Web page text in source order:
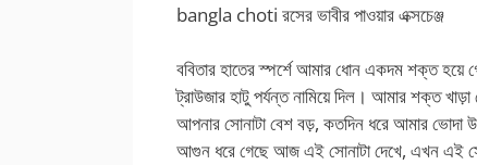
bangla choti রসের ভাবীর পাওয়ার এক্সচেঞ্জ
ববিতার হাতের স্পর্শে আমার ধোন একদম শক্ত হয়ে
ট্রাউজার হাটু পর্যন্ত নামিয়ে দিল। আমার শক্ত
আপনার সোনাটা বেশ বড়, কতদিন ধরে আমার ভোদা
আগুন ধরে গেছে আজ এই সোনাটা দেখে, এখন এই